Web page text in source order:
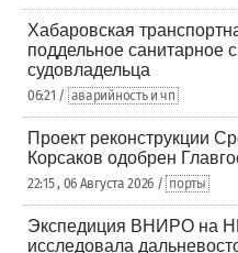
Хабаровская
поддельное санитарное
судовладельца
06:21 / аварийность и чп
Проект реконструкции
Корсаков одобрен
22:15 , 06 Августа 2026 / порты
Экспедиция ВНИРО на
исследовала